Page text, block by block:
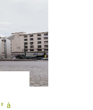
² à